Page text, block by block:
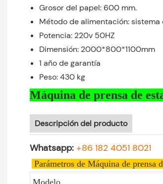
Grosor del papel: 600 mm.
Método de alimentación:
Potencia: 220v 50HZ
Dimensión: 2000*800*1100mm
1 año de garantía
Peso: 430 kg
Máquina de prensa de
Descripción del producto
Whatsapp: +86 182 4051 8021
Parámetros de Máquina de prensa